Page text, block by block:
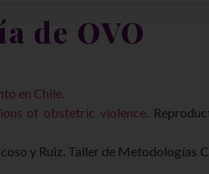
de OVO
en Chile.
of obstetric violence.
y Ruiz. Taller de Metodologías